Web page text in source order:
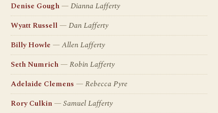
Denise Gough
Dianna Lafferty
Wyatt Russell
Dan Lafferty
Billy Howle
Allen Lafferty
Seth Numrich
Robin Lafferty
Adelaide Clemens
Rebecca Pyre
Rory Culkin
Samuel Lafferty